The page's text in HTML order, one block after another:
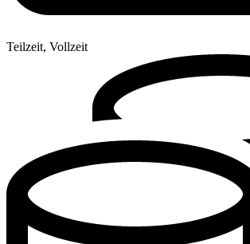
Teilzeit, Vollzeit